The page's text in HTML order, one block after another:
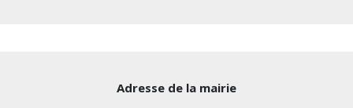
Adresse de la mairie